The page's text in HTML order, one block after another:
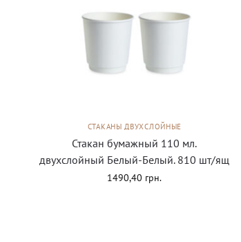
СТАКАНЫ ДВУХСЛОЙНЫЕ
Стакан бумажный 110 мл.
двухслойный Белый-Белый. 810 шт/ящ
1490,40 грн.